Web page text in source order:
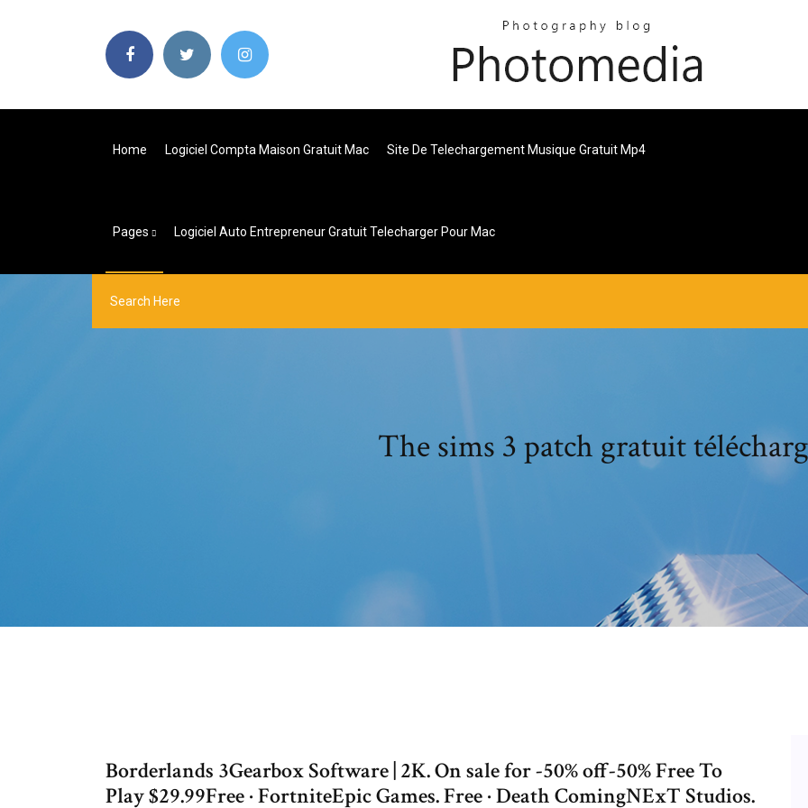
Home Logiciel Compta Maison Gratuit Mac Site De Telechargement Musique Gratuit Mp4
Pages Logiciel Auto Entrepreneur Gratuit Telecharger Pour Mac
The sims 3 patch gratuit
Borderlands 3Gearbox Software | 2K. On sale for -50% off-50% Free To
Play $29.99Free · FortniteEpic Games. Free · Death ComingNExT Studios.